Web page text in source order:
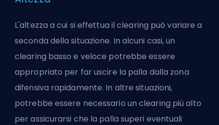
L'altezza a cui si effettua il clearing può variare a
seconda della situazione. In alcuni casi, un
clearing basso e veloce potrebbe essere
appropriato per far uscire la palla dalla zona
difensiva rapidamente. In altre situazioni,
potrebbe essere necessario un clearing più alto
per assicurarsi che la palla superi eventuali